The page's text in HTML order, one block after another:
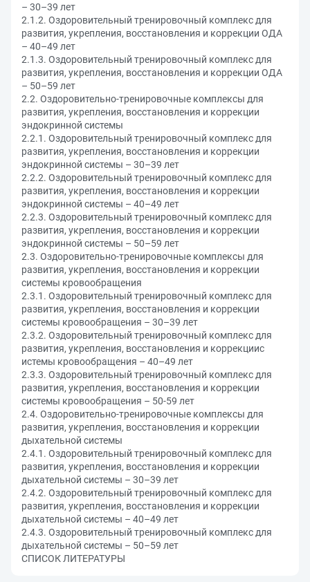
– 30–39 лет
2.1.2. Оздоровительный тренировочный комплекс для
развития, укрепления, восстановления и коррекции ОДА
– 40–49 лет
2.1.3. Оздоровительный тренировочный комплекс для
развития, укрепления, восстановления и коррекции ОДА
– 50–59 лет
2.2. Оздоровительно-тренировочные комплексы для
развития, укрепления, восстановления и коррекции
эндокринной системы
2.2.1. Оздоровительный тренировочный комплекс для
развития, укрепления, восстановления и коррекции
эндокринной системы – 30–39 лет
2.2.2. Оздоровительный тренировочный комплекс для
развития, укрепления, восстановления и коррекции
эндокринной системы – 40–49 лет
2.2.3. Оздоровительный тренировочный комплекс для
развития, укрепления, восстановления и коррекции
эндокринной системы – 50–59 лет
2.3. Оздоровительно-тренировочные комплексы для
развития, укрепления, восстановления и коррекции
системы кровообращения
2.3.1. Оздоровительный тренировочный комплекс для
развития, укрепления, восстановления и коррекции
системы кровообращения – 30–39 лет
2.3.2. Оздоровительный тренировочный комплекс для
развития, укрепления, восстановления и коррекциис
истемы кровообращения – 40–49 лет
2.3.3. Оздоровительный тренировочный комплекс для
развития, укрепления, восстановления и коррекции
системы кровообращения – 50-59 лет
2.4. Оздоровительно-тренировочные комплексы для
развития, укрепления, восстановления и коррекции
дыхательной системы
2.4.1. Оздоровительный тренировочный комплекс для
развития, укрепления, восстановления и коррекции
дыхательной системы – 30–39 лет
2.4.2. Оздоровительный тренировочный комплекс для
развития, укрепления, восстановления и коррекции
дыхательной системы – 40–49 лет
2.4.3. Оздоровительный тренировочный комплекс для
дыхательной системы – 50–59 лет
СПИСОК ЛИТЕРАТУРЫ